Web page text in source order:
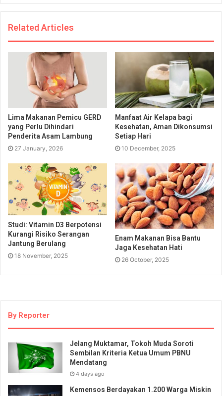
Related Articles
Lima Makanan Pemicu GERD
yang Perlu Dihindari
Penderita Asam Lambung
27 January, 2026
Manfaat Air Kelapa bagi
Kesehatan, Aman Dikonsumsi
Setiap Hari
10 December, 2025
Studi: Vitamin D3 Berpotensi
Kurangi Risiko Serangan
Jantung Berulang
18 November, 2025
Enam Makanan Bisa Bantu
Jaga Kesehatan Hati
26 October, 2025
By Reporter
Jelang Muktamar, Tokoh Muda Soroti
Sembilan Kriteria Ketua Umum PBNU
Mendatang
4 days ago
Kemensos Berdayakan 1.200 Warga Miskin